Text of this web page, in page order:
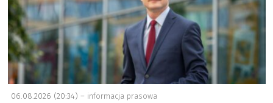
06.08.2026 (20:34) – informacja prasowa